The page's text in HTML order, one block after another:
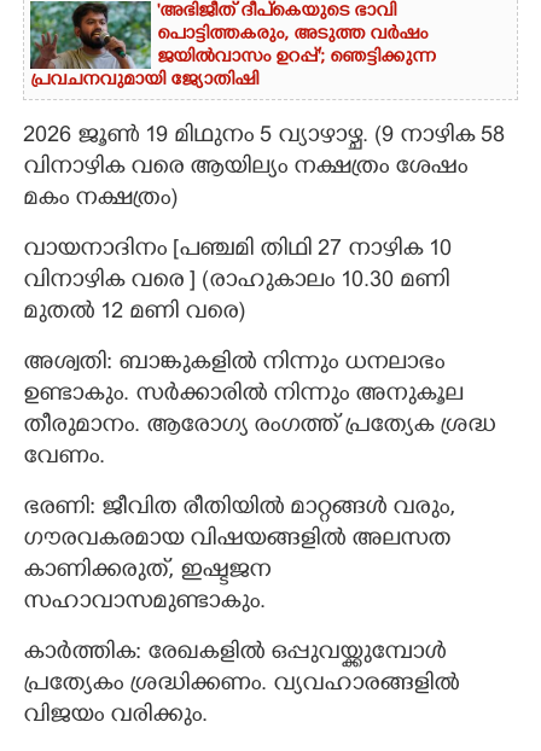
LITERATURE
CONTACT US
'അഭിജീത് ദീപ്‌കെയുടെ ഭാവി
പൊട്ടിത്തകരും, അടുത്ത വർഷം
ജയിൽവാസം ഉറപ്പ്'; ഞെട്ടിക്കുന്ന
പ്രവചനവുമായി ജ്യോതിഷി
2026 ജൂൺ 19 മിഥുനം 5 വ്യാഴാഴ്ച. (9 നാഴിക 58
വിനാഴിക വരെ ആയില്യം നക്ഷത്രം ശേഷം
മകം നക്ഷത്രം)
വായനാദിനം [പഞ്ചമി തിഥി 27 നാഴിക 10
വിനാഴിക വരെ ] (രാഹുകാലം 10.30 മണി
മുതൽ 12 മണി വരെ)
അശ്വതി: ബാങ്കുകളില്‍ നിന്നും ധനലാഭം
ഉണ്ടാകും. സര്‍ക്കാരില്‍ നിന്നും അനുകൂല
തീരുമാനം. ആരോഗ്യ രംഗത്ത്‌ പ്രത്യേക ശ്രദ്ധ
വേണം.
ഭരണി: ജീവിത രീതിയില്‍ മാറ്റങ്ങള്‍ വരും,
ഗൗരവകരമായ വിഷയങ്ങളില്‍ അലസത
കാണിക്കരുത്, ഇഷ്ടജന
സഹാവാസമുണ്ടാകും.
കാര്‍ത്തിക: രേഖകളില്‍ ഒപ്പുവയ്ക്കുമ്പോള്‍
പ്രത്യേകം ശ്രദ്ധിക്കണം. വ്യവഹാരങ്ങളില്‍
വിജയം വരിക്കും.